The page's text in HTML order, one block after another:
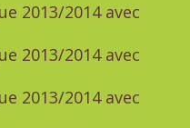
2013/2014 avec
2013/2014 avec
2013/2014 avec